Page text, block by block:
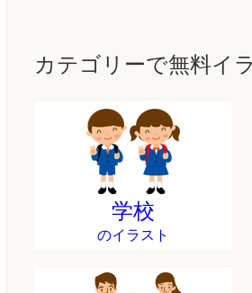
カテゴリーで無料イ
学校
のイラスト